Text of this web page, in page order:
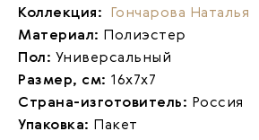
Коллекция: Гончарова Наталья
Материал: Полиэстер
Пол: Универсальный
Размер, см: 16х7х7
Страна-изготовитель: Россия
Упаковка: Пакет